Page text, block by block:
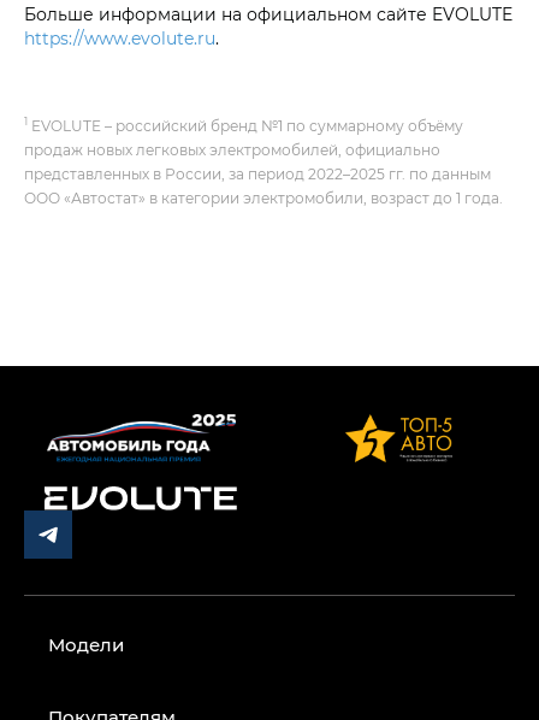
Больше информации на официальном сайте EVOLUTE
https://www.evolute.ru.
1 EVOLUTE – российский бренд №1 по суммарному объёму
продаж новых легковых электромобилей, официально
представленных в России, за период 2022–2025 гг. по данным
ООО «Автостат» в категории электромобили, возраст до 1 года.
Модели